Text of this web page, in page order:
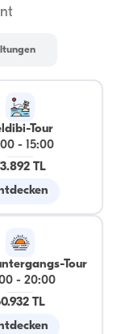
Tour
-
15:00
TL
Tour
- 20:00
TL